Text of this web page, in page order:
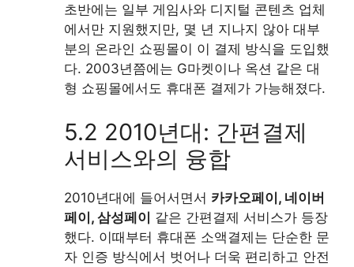
초반에는 일부 게임사와 디지털 콘텐츠 업체
에서만 지원했지만, 몇 년 지나지 않아 대부
분의 온라인 쇼핑몰이 이 결제 방식을 도입했
다. 2003년쯤에는 G마켓이나 옥션 같은 대
형 쇼핑몰에서도 휴대폰 결제가 가능해졌다.
5.2 2010년대: 간편결제
서비스와의 융합
2010년대에 들어서면서 카카오페이, 네이버
페이, 삼성페이 같은 간편결제 서비스가 등장
했다. 이때부터 휴대폰 소액결제는 단순한 문
자 인증 방식에서 벗어나 더욱 편리하고 안전